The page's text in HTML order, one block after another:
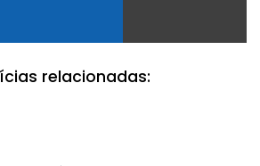
relacionadas: